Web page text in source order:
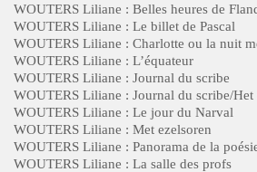
WOUTERS Liliane : Belles heures de
WOUTERS Liliane : Le billet de Pascal
WOUTERS Liliane : Charlotte ou la nuit
WOUTERS Liliane : L’équateur
WOUTERS Liliane : Journal du scribe
WOUTERS Liliane : Journal du scribe/
WOUTERS Liliane : Le jour du Narval
WOUTERS Liliane : Met ezelsoren
WOUTERS Liliane : Panorama de la
WOUTERS Liliane : La salle des profs